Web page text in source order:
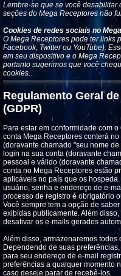
Lembre-se que se você
seções do Mega Receptores não
Cookies de redes sociais no
O Mega Receptores pode ter links
Facebook, Twitter ou YouTube).
em seu dispositivo e o Mega
portanto sugerimos que você
cookies.
Regulamento Geral
(GDPR)
Para estar em conformidade com
conta Mega Receptores conterá
(doravante chamado "seu nome
login na sua conta (doravante
pessoal e válido (doravante
conta no Mega Receptores estão
aplicáveis ​​no país que os
usuário, senha e endereço de e-
processo de registro é obrigatório
Você sempre tem a opção de
exibidas publicamente. Além
desativar os e-mails gerados
Além disso, armazenaremos todos
Dependendo de suas
para seu endereço de e-mail
preferências a qualquer momento
caso deseje parar de recebê-los.